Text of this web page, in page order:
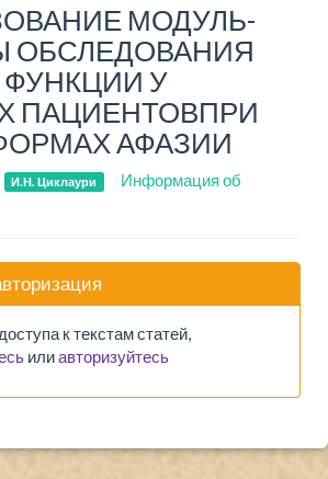
МОДУЛЬ-
ОБСЛЕДОВАНИЯ
У
ПАЦИЕНТОВПРИ
АФАЗИИ
И.Н. Циклаури
Информация об
к текстам статей,
илиавторизуйтесь